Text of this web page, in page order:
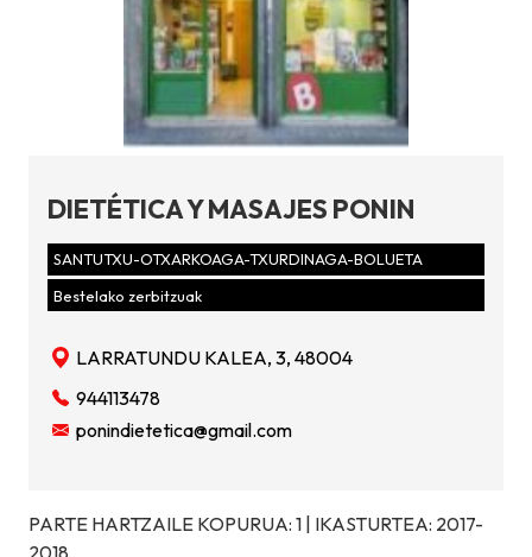
DIETÉTICA Y MASAJES PONIN
SANTUTXU-OTXARKOAGA-TXURDINAGA-BOLUETA
Bestelako zerbitzuak
LARRATUNDU KALEA, 3, 48004
944113478
ponindietetica@gmail.com
PARTE HARTZAILE KOPURUA: 1 | IKASTURTEA: 2017-
2018